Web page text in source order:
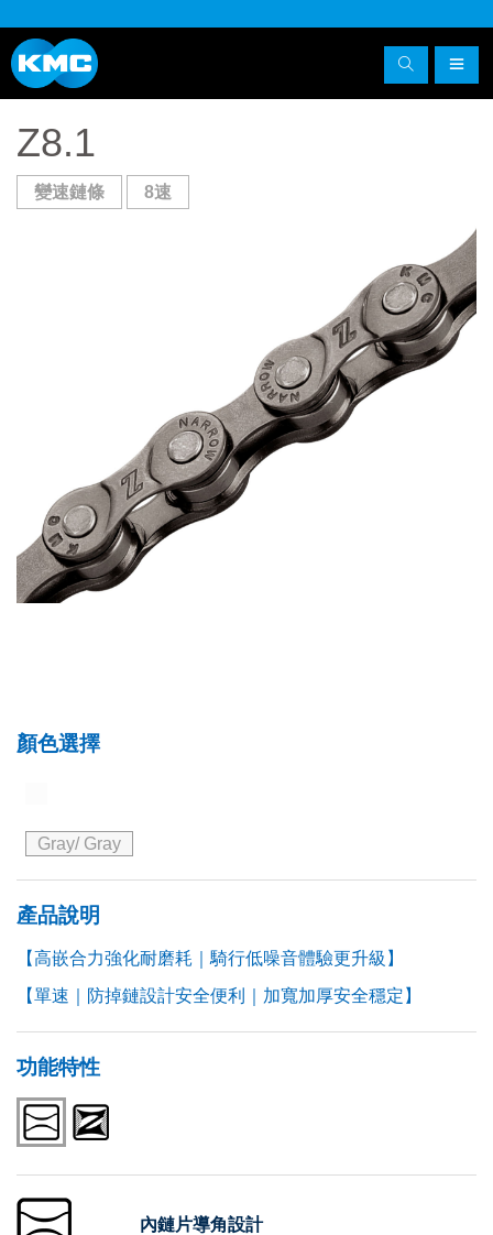
Z8.1
變速鏈條 8速
顏色選擇
Gray/ Gray
產品說明
【高嵌合力強化耐磨耗｜騎行低噪音體驗更升級】
【單速｜防掉鏈設計安全便利｜加寬加厚安全穩定】
功能特性
內鏈片導角設計